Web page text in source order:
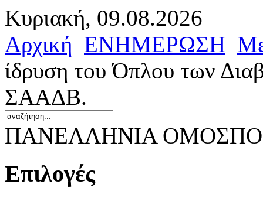
Κυριακή, 09.08.2026
Αρχική ΕΝΗΜΕΡΩΣΗ
ίδρυση του Όπλου των
ΣΑΑΔΒ.
ΠΑΝΕΛΛΗΝΙΑ
Επιλογές